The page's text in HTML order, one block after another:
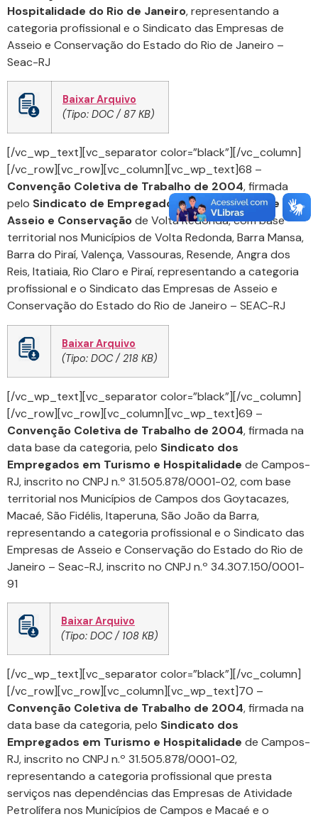
Hospitalidade do Rio de Janeiro, representando a
categoria profissional e o Sindicato das Empresas de
Asseio e Conservação do Estado do Rio de Janeiro –
Seac-RJ
Baixar Arquivo
(Tipo: DOC / 87 KB)
[/vc_wp_text][vc_separator color=”black”][/vc_column]
[/vc_row][vc_row][vc_column][vc_wp_text]68 –
Convenção Coletiva de Trabalho de 2004, firmada
pelo Sindicato de Empregados nas Empresas de
Asseio e Conservaçãode Volta Redonda, com base
territorial nos Municípios de Volta Redonda, Barra Mansa,
Barra do Piraí, Valença, Vassouras, Resende, Angra dos
Reis, Itatiaia, Rio Claro e Piraí, representando a categoria
profissional e o Sindicato das Empresas de Asseio e
Conservação do Estado do Rio de Janeiro – SEAC-RJ
Baixar Arquivo
(Tipo: DOC / 218 KB)
[/vc_wp_text][vc_separator color=”black”][/vc_column]
[/vc_row][vc_row][vc_column][vc_wp_text]69 –
Convenção Coletiva de Trabalho de 2004, firmada na
data base da categoria, pelo Sindicato dos
Empregados em Turismo e Hospitalidade de Campos-
RJ, inscrito no CNPJ n.º 31.505.878/0001-02, com base
territorial nos Municípios de Campos dos Goytacazes,
Macaé, São Fidélis, Itaperuna, São João da Barra,
representando a categoria profissional e o Sindicato das
Empresas de Asseio e Conservação do Estado do Rio de
Janeiro – Seac-RJ, inscrito no CNPJ n.º 34.307.150/0001-
91
Baixar Arquivo
(Tipo: DOC / 108 KB)
[/vc_wp_text][vc_separator color=”black”][/vc_column]
[/vc_row][vc_row][vc_column][vc_wp_text]70 –
Convenção Coletiva de Trabalho de 2004, firmada na
data base da categoria, pelo Sindicato dos
Empregados em Turismo e Hospitalidade de Campos-
RJ, inscrito no CNPJ n.º 31.505.878/0001-02,
representando a categoria profissional que presta
serviços nas dependências das Empresas de Atividade
Petrolífera nos Municípios de Campos e Macaé e o